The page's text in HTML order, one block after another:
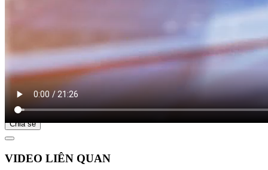
Bắt đầu tại
Chia sẻ
VIDEO LIÊN QUAN